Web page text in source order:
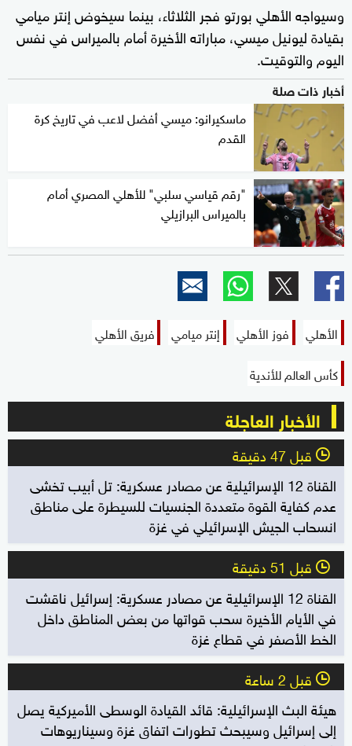
وسيواجه الأهلي بورتو فجر الثلاثاء، بينما سيخوض إنتر ميامي
بقيادة ليونيل ميسي، مباراته الأخيرة أمام بالميراس في نفس
اليوم والتوقيت.
أخبار ذات صلة
ماسكيرانو: ميسي أفضل لاعب في تاريخ كرة
القدم
"رقم قياسي سلبي" للأهلي المصري أمام
بالميراس البرازيلي
الأهلي فوز الأهلي إنتر ميامي
فريق الأهلي
كأس العالم للأندية
الأخبار العاجلة
l قبل 47 دقيقة
القناة 12 الإسرائيلية عن مصادر عسكرية: تل أبيب تخشى
عدم كفاية القوة متعددة الجنسيات للسيطرة على مناطق
انسحاب الجيش الإسرائيلي في غزة
l قبل 51 دقيقة
القناة 12 الإسرائيلية عن مصادر عسكرية: إسرائيل ناقشت
في الأيام الأخيرة سحب قواتها من بعض المناطق داخل
الخط الأصفر في قطاع غزة
l قبل 2 ساعة
هيئة البث الإسرائيلية: قائد القيادة الوسطى الأميركية يصل
إلى إسرائيل وسيبحث تطورات اتفاق غزة وسيناريوهات